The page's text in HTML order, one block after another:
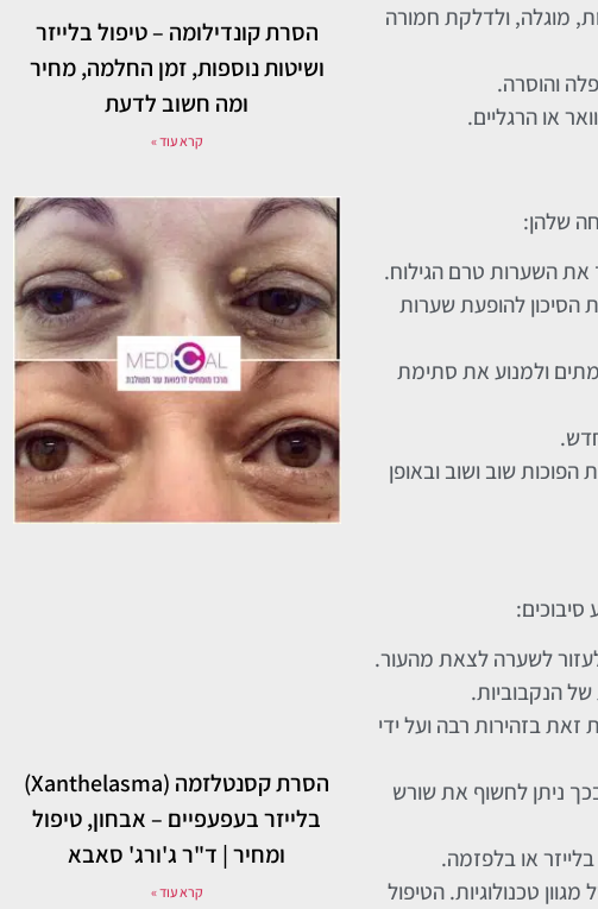
מוגלה, ולדלקת חמורה
והוסרה.
או הרגליים.
את השערות טרם הגילוח.
הסיכון להופעת שערות
מתים ולמנוע את סתימת
שוב ושוב ובאופן
לשערה לצאת מהעור.
הנקבוביות.
בזהירות רבה ועל ידי
ניתן לחשוף את שורש
או בלפזמה.
משולב של מגוון טכנולוגיות. הטיפול
הסרת קונדילומה – טיפול בלייזר
ושיטות נוספות, זמן החלמה, מחיר
ומה חשוב לדעת
קרא עוד »
הסרת קסנטלזמה (Xanthelasma)
בלייזר בעפעפיים – אבחון, טיפול
ומחיר | ד"ר ג'ורג' סאבא
קרא עוד »